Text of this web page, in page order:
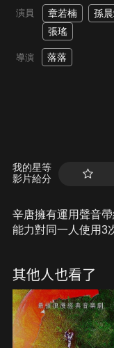
演員 章若楠 孫
張瑤
導演 落落
我的星等
影片給分
辛唐擁有運用聲音
能力對同一人使用3
她，兩人的性命也
盡心思讓吉擇開心
人陷入深情時，吉
唐的能力也被她察
抑鬱的青春呢？
其他人也看了